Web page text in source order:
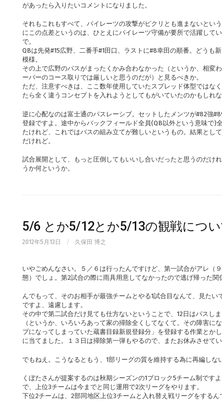
があったら入りたいコメントになりました。
それもこれもすべて、パイレーツの攻撃がピクリとも進まないとい
にこの点差というのは、ひとえにパイレーツ守備が要所で活躍して
で。
QBは先発#15広野、二番手#1田口、ラストに#8幸田の順番。どうも
模様。
その上で広野のパスがまったくかみ合わなかった（というか、相変
ーバーのコース取りでは厳しいと思うのだが）と見るべきか。
ただ、注意すべきは、ここ数年使用していたスプレッド体型ではな
たら全く違うコンセプトを入れようとしてもがいていたのかもしれ
逆に心配なのは富士通のパスレーシブ。セットしたメンツが#82強
登録ですよ。途中からバックフィールド全員(QB以外という意味で)
たけれど、これではパスの組み立てが難しいというもの。結果とし
だけれど。
試合展開として、もっと圧倒してもいいし合いだったと思うのだけ
うか何というか。
5/6 とか5/12とか5/13の観戦につ
2012年5月13日 / 久保田 博之
いやごめんなさい。５／６は行ったんですけど、第一試合がアレ（
態）でしょ。第2試合の際に雨具用意してなかったので逃げ帰った関
んでもって、そのお相手が最強チームとやる1試合目なんて、見た
ですよ、遠慮します。
その中で第二試合だけ見ても仕方ないということで、12日はパスし
（というか、いろいろあって家の掃除全くしてなくて。その障害に
プになってしまっていた蔵書目録新規登録分」を登録する作業とか
に当てました。１３日は掃除第一弾もやるので、またお休みさせて
でもねえ。こうなるともう、1部リーグの質を維持する為に再編しな
くぼたさんが提案するのは秋期シーズンの1ブロック5チーム制です
で、上位3チームは今までと同じ運用で2次リーグをやります。
下位2チームは、2部同地区上位3チームと入れ替え戦リーグをするん